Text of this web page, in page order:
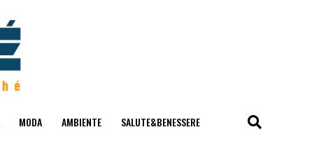
MODA AMBIENTE SALUTE&BENESSERE